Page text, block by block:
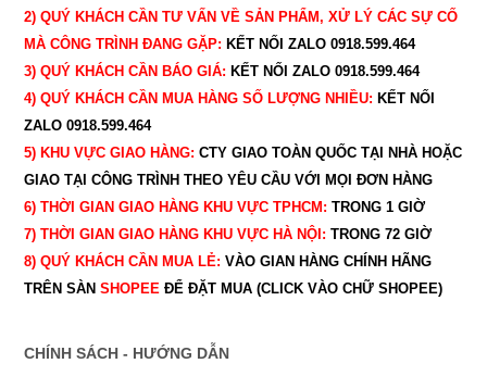
2) QUÝ KHÁCH CẦN TƯ VẤN VỀ SẢN PHẨM, XỬ LÝ CÁC SỰ CỐ
MÀ CÔNG TRÌNH ĐANG GẶP: KẾT NỐI ZALO 0918.599.464
3) QUÝ KHÁCH CẦN BÁO GIÁ: KẾT NỐI ZALO 0918.599.464
4) QUÝ KHÁCH CẦN MUA HÀNG SỐ LƯỢNG NHIỀU: KẾT NỐI
ZALO 0918.599.464
5) KHU VỰC GIAO HÀNG: CTY GIAO TOÀN QUỐC TẠI NHÀ HOẶC
GIAO TẠI CÔNG TRÌNH THEO YÊU CẦU VỚI MỌI ĐƠN HÀNG
6) THỜI GIAN GIAO HÀNG KHU VỰC TPHCM: TRONG 1 GIỜ
7) THỜI GIAN GIAO HÀNG KHU VỰC HÀ NỘI: TRONG 72 GIỜ
8) QUÝ KHÁCH CẦN MUA LẺ: VÀO GIAN HÀNG CHÍNH HÃNG
TRÊN SÀN SHOPEEĐỂ ĐẶT MUA (CLICK VÀO CHỮ SHOPEE)
CHÍNH SÁCH - HƯỚNG DẪN